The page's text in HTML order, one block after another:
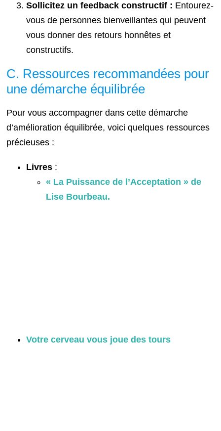
Sollicitez un feedback constructif : Entourez-
vous de personnes bienveillantes qui peuvent
vous donner des retours honnêtes et
constructifs.
C. Ressources recommandées pour
une démarche équilibrée
Pour vous accompagner dans cette démarche
d’amélioration équilibrée, voici quelques ressources
précieuses :
Livres :
« La Puissance de l’Acceptation » de
Lise Bourbeau.
Votre cerveau vous joue des tours